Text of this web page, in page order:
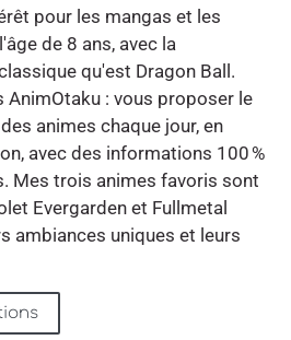
pour les mangas et les
de 8 ans, avec la
qu'est Dragon Ball.
: vous proposer le
animes chaque jour, en
avec des informations 100 %
Mes trois animes favoris sont
Evergarden et Fullmetal
ambiances uniques et leurs